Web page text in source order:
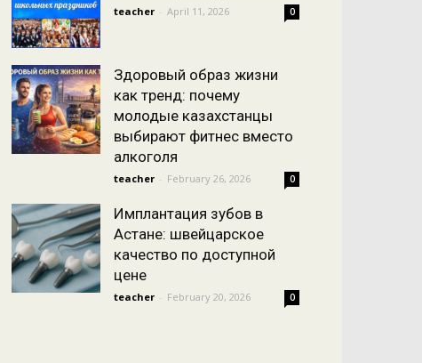
teacher - April 11, 2026 0
Здоровый образ жизни
как тренд: почему
молодые казахстанцы
выбирают фитнес вместо
алкоголя
teacher - February 26, 2026 0
Имплантация зубов в
Астане: швейцарское
качество по доступной
цене
teacher - February 20, 2026 0